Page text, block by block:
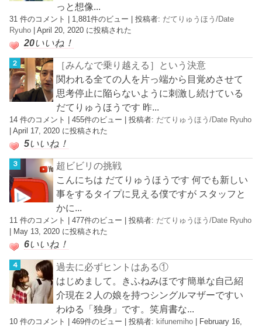
っと想像...
31 件のコメント | 1,881件のビュー |投稿者: だてりゅうほう/Date
Ryuho |April 20, 2020 に投稿された
20いいね！
［みんなで乗り越える］という決意
関われる全ての人を片っ端から目覚めさせて
思考停止に陥らないように刺激し続けている
だてりゅうほうです 昨...
14 件のコメント |455件のビュー |投稿者: だてりゅうほう/Date Ryuho
|April 17, 2020 に投稿された
5いいね！
超ビビリの挑戦
こんにちは だてりゅうほうです 何でも新しい
事をするタイプに見える僕ですが スタッフと
かに...
11 件のコメント |477件のビュー |投稿者: だてりゅうほう/Date Ryuho
May 13, 2020 に投稿された
6いいね！
過去に必ずヒントはある①
はじめまして。きふねみほです簡単な自己紹
介現在２人の娘を持つシングルマザーですい
わゆる「独身」です。笑肩書な...
10 件のコメント |469件のビュー |投稿者: kifunemiho | February 16,